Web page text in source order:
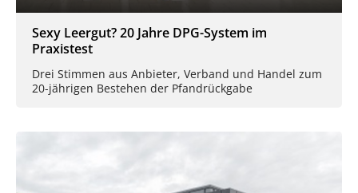
Sexy Leergut? 20 Jahre DPG-System im
Praxistest
Drei Stimmen aus Anbieter, Verband und Handel zum
20-jährigen Bestehen der Pfandrückgabe